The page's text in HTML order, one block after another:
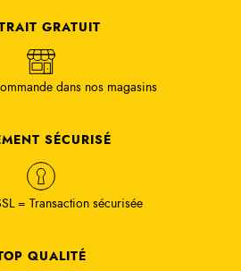
GRATUIT
dans nos magasins
SÉCURISÉ
= Transaction sécurisée
QUALITÉ